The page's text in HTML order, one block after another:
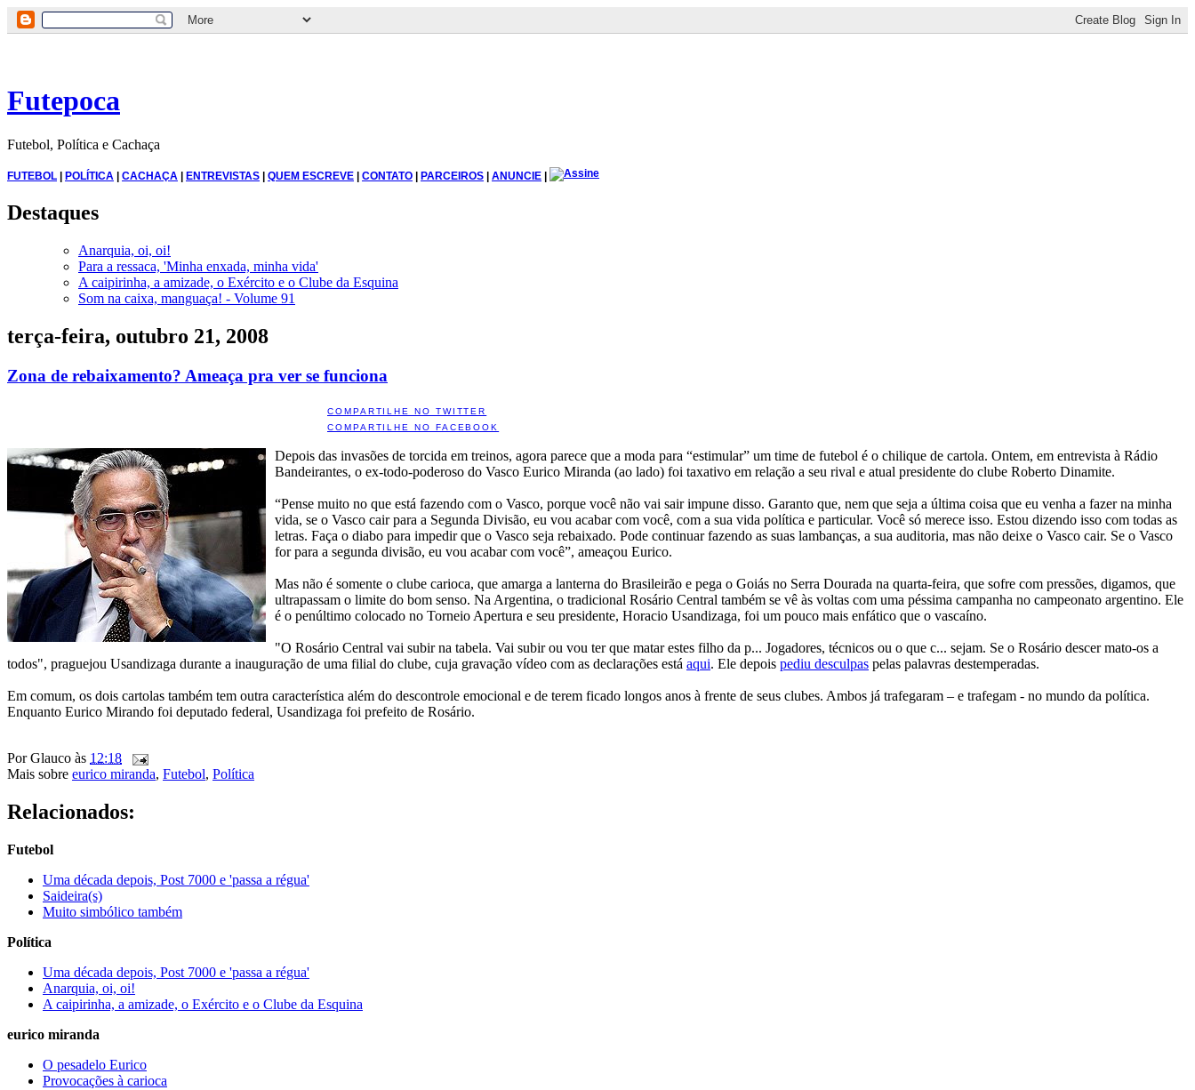
Futepoca
Futebol, Política e Cachaça
FUTEBOL | POLÍTICA | CACHAÇA | ENTREVISTAS | QUEM ESCREVE | CONTATO | PARCEIROS | ANUNCIE |
Destaques
Anarquia, oi, oi!
Para a ressaca, 'Minha enxada, minha vida'
A caipirinha, a amizade, o Exército e o Clube da Esquina
Som na caixa, manguaça! - Volume 91
terça-feira, outubro 21, 2008
Zona de rebaixamento? Ameaça pra ver se funciona
COMPARTILHE NO TWITTER
COMPARTILHE NO FACEBOOK
Depois das invasões de torcida em treinos, agora parece que a moda para “estimular” um time de futebol é o chilique de cartola. Ontem, em entrevista à Rádio
Bandeirantes, o ex-todo-poderoso do Vasco Eurico Miranda (ao lado) foi taxativo em relação a seu rival e atual presidente do clube Roberto Dinamite.
“Pense muito no que está fazendo com o Vasco, porque você não vai sair impune disso. Garanto que, nem que seja a última coisa que eu venha a fazer na minha
vida, se o Vasco cair para a Segunda Divisão, eu vou acabar com você, com a sua vida política e particular. Você só merece isso. Estou dizendo isso com todas as
letras. Faça o diabo para impedir que o Vasco seja rebaixado. Pode continuar fazendo as suas lambanças, a sua auditoria, mas não deixe o Vasco cair. Se o Vasco
for para a segunda divisão, eu vou acabar com você”, ameaçou Eurico.
Mas não é somente o clube carioca, que amarga a lanterna do Brasileirão e pega o Goiás no Serra Dourada na quarta-feira, que sofre com pressões, digamos, que
ultrapassam o limite do bom senso. Na Argentina, o tradicional Rosário Central também se vê às voltas com uma péssima campanha no campeonato argentino. Ele
é o penúltimo colocado no Torneio Apertura e seu presidente, Horacio Usandizaga, foi um pouco mais enfático que o vascaíno.
"O Rosário Central vai subir na tabela. Vai subir ou vou ter que matar estes filho da p... Jogadores, técnicos ou o que c... sejam. Se o Rosário descer mato-os a
todos", praguejou Usandizaga durante a inauguração de uma filial do clube, cuja gravação vídeo com as declarações está aqui. Ele depois pediu desculpas pelas palavras destemperadas.
Em comum, os dois cartolas também tem outra característica além do descontrole emocional e de terem ficado longos anos à frente de seus clubes. Ambos já trafegaram – e trafegam - no mundo da política.
Enquanto Eurico Mirando foi deputado federal, Usandizaga foi prefeito de Rosário.
PorGlauco às 12:18
Mais sobre eurico miranda, Futebol, Política
Relacionados:
Futebol
Uma década depois, Post 7000 e 'passa a régua'
Saideira(s)
Muito simbólico também
Política
Uma década depois, Post 7000 e 'passa a régua'
Anarquia, oi, oi!
A caipirinha, a amizade, o Exército e o Clube da Esquina
eurico miranda
O pesadelo Eurico
Provocações à carioca